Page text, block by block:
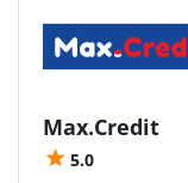
Max.Credit
5.0